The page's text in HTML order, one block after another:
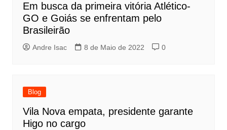
Em busca da primeira vitória Atlético-
GO e Goiás se enfrentam pelo
Brasileirão
Andre Isac 8 de Maio de 2022 0
Blog
Vila Nova empata, presidente garante
Higo no cargo